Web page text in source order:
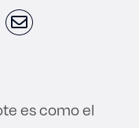
es como el